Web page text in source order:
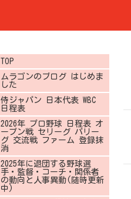
TOP
ムラゴンのブログ はじめま
した
侍ジャパン 日本代表 WBC
日程表
2026年 プロ野球 日程表 オ
ープン戦 セリーグ パリー
グ 交流戦 ファーム 登録抹
消
2025年に退団する野球選
手・監督・コーチ・関係者
の動向と人事異動(随時更新
中)